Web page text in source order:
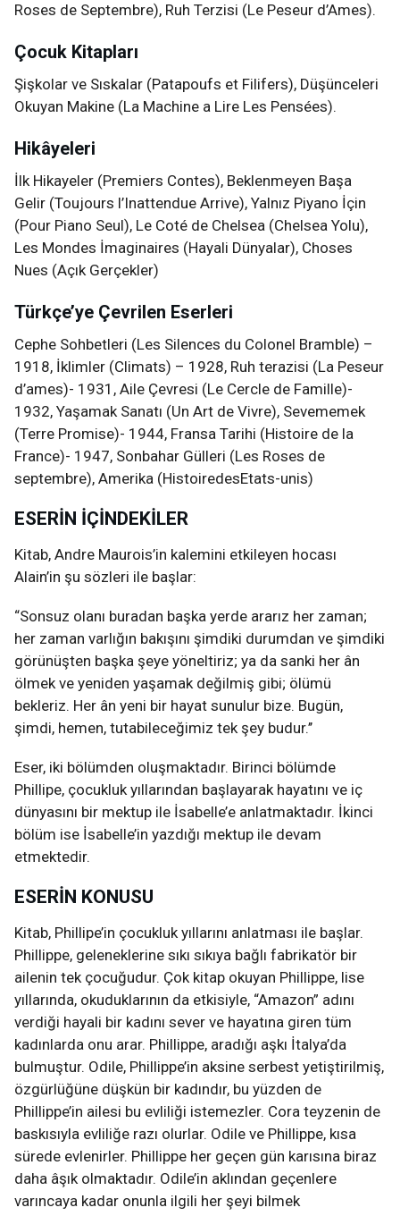
Roses de Septembre), Ruh Terzisi (Le Peseur d’Ames).
Çocuk Kitapları
Şişkolar ve Sıskalar (Patapoufs et Filifers), Düşünceleri
Okuyan Makine (La Machine a Lire Les Pensées).
Hikâyeleri
İlk Hikayeler (Premiers Contes), Beklenmeyen Başa
Gelir (Toujours l’Inattendue Arrive), Yalnız Piyano İçin
(Pour Piano Seul), Le Coté de Chelsea (Chelsea Yolu),
Les Mondes İmaginaires (Hayali Dünyalar), Choses
Nues (Açık Gerçekler)
Türkçe’ye Çevrilen Eserleri
Cephe Sohbetleri (Les Silences du Colonel Bramble) –
1918, İklimler (Climats) – 1928, Ruh terazisi (La Peseur
d’ames)- 1931, Aile Çevresi (Le Cercle de Famille)-
1932, Yaşamak Sanatı (Un Art de Vivre), Sevememek
(Terre Promise)- 1944, Fransa Tarihi (Histoire de la
France)- 1947, Sonbahar Gülleri (Les Roses de
septembre), Amerika (HistoiredesEtats-unis)
ESERİN İÇİNDEKİLER
Kitab, Andre Maurois’in kalemini etkileyen hocası
Alain’in şu sözleri ile başlar:
“Sonsuz olanı buradan başka yerde ararız her zaman;
her zaman varlığın bakışını şimdiki durumdan ve şimdiki
görünüşten başka şeye yöneltiriz; ya da sanki her ân
ölmek ve yeniden yaşamak değilmiş gibi; ölümü
bekleriz. Her ân yeni bir hayat sunulur bize. Bugün,
şimdi, hemen, tutabileceğimiz tek şey budur.’’
Eser, iki bölümden oluşmaktadır. Birinci bölümde
Phillipe, çocukluk yıllarından başlayarak hayatını ve iç
dünyasını bir mektup ile İsabelle’e anlatmaktadır. İkinci
bölüm ise İsabelle’in yazdığı mektup ile devam
etmektedir.
ESERİN KONUSU
Kitab, Phillipe’in çocukluk yıllarını anlatması ile başlar.
Phillippe, geleneklerine sıkı sıkıya bağlı fabrikatör bir
ailenin tek çocuğudur. Çok kitap okuyan Phillippe, lise
yıllarında, okuduklarının da etkisiyle, “Amazon” adını
verdiği hayali bir kadını sever ve hayatına giren tüm
kadınlarda onu arar. Phillippe, aradığı aşkı İtalya’da
bulmuştur. Odile, Phillippe’in aksine serbest yetiştirilmiş,
özgürlüğüne düşkün bir kadındır, bu yüzden de
Phillippe’in ailesi bu evliliği istemezler. Cora teyzenin de
baskısıyla evliliğe razı olurlar. Odile ve Phillippe, kısa
sürede evlenirler. Phillippe her geçen gün karısına biraz
daha âşık olmaktadır. Odile’in aklından geçenlere
varıncaya kadar onunla ilgili her şeyi bilmek